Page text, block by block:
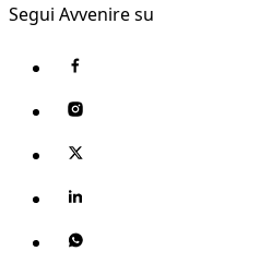
Segui Avvenire su